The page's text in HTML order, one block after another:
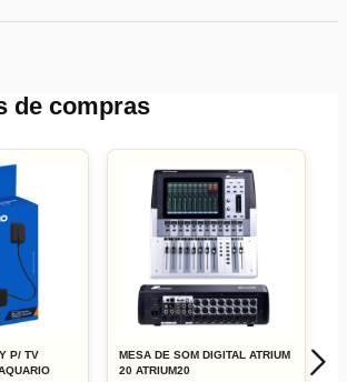
de compras
P/ TV
MESA DE SOM DIGITAL ATRIUM
20 ATRIUM20